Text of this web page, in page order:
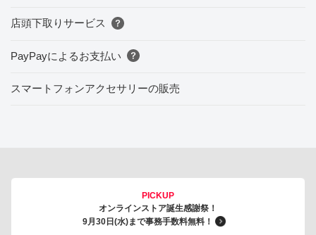
店頭下取りサービス
PayPayによるお支払い
スマートフォンアクセサリーの販売
PICKUP
オンラインストア誕生感謝祭！
9月30日(水)まで事務手数料無料！